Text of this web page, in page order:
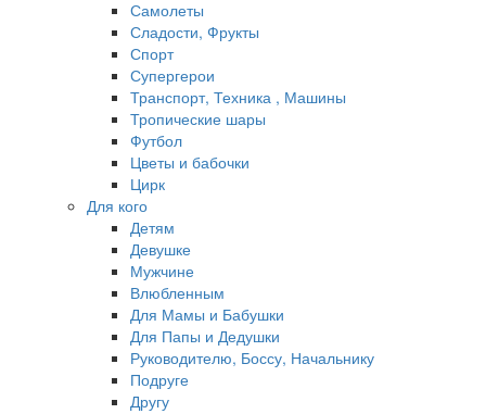
Самолеты
Сладости, Фрукты
Спорт
Супергерои
Транспорт, Техника , Машины
Тропические шары
Футбол
Цветы и бабочки
Цирк
Для кого
Детям
Девушке
Мужчине
Влюбленным
Для Мамы и Бабушки
Для Папы и Дедушки
Руководителю, Боссу, Начальнику
Подруге
Другу